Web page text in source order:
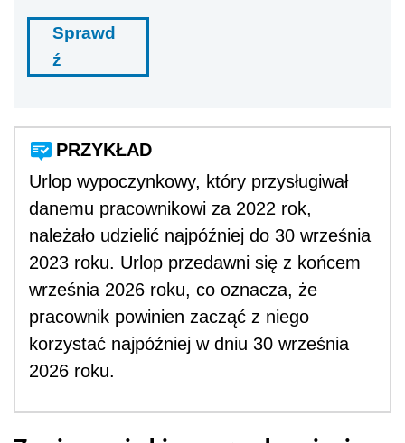
Sprawd
ź
PRZYKŁAD
Urlop wypoczynkowy, który przysługiwał
danemu pracownikowi za 2022 rok,
należało udzielić najpóźniej do 30 września
2023 roku. Urlop przedawni się z końcem
września 2026 roku, co oznacza, że
pracownik powinien zacząć z niego
korzystać najpóźniej w dniu 30 września
2026 roku.